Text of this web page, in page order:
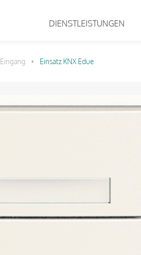
DIENSTLEISTUNGEN
Eingang • Einsatz KNX Edue